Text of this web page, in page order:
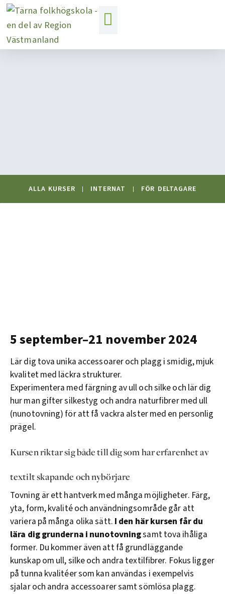
Hoppa
till
innehåll
ALLA KURSER INTERNAT FÖR DELTAGARE
5 september–21 november 2024
Lär dig tova unika accessoarer och plagg i smidig, mjuk
kvalitet med läckra strukturer.
Experimentera med färgning av ull och silke och lär dig
hur man gifter silkestyg och andra naturfibrer med ull
(nunotovning) för att få vackra alster med en personlig
prägel.
Kursen riktar sig både till dig som har erfarenhet av
textilt skapande och nybörjare
Tovning är ett hantverk med många möjligheter. Färg,
yta, form, kvalité och användningsområde går att
variera på många olika sätt. I den här kursen får du
lära dig grunderna i nunotovningsamt tova ihåliga
former. Du kommer även att få grundläggande
kunskap om ull, silke och andra textilfibrer. Fokus ligger
på tunna kvalitéer som kan användas i exempelvis
sjalar och andra accessoarer samt sömlösa plagg.